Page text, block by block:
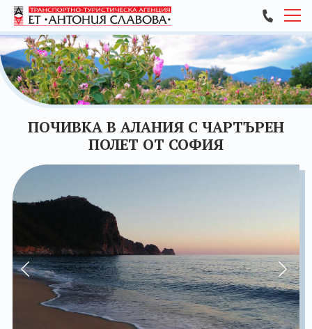
ПОЧИВКИ
ЕКСКУРЗИИ
АВТОБУСНИ И САМОЛЕТНИ БИЛЕТИ
ТРАНСПОРТНИ УСЛУГИ ЗА ГРУПИ
ЗА НАС
ПОЧИВКА В АЛАНИЯ С ЧАРТЪРЕН
ПОЛЕТ ОТ СОФИЯ